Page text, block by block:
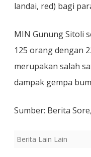
landai, red) bagi
MIN Gunung Sitoli
125 orang dengan
merupakan salah
dampak gempa
Sumber: Berita
Berita Lain Lain